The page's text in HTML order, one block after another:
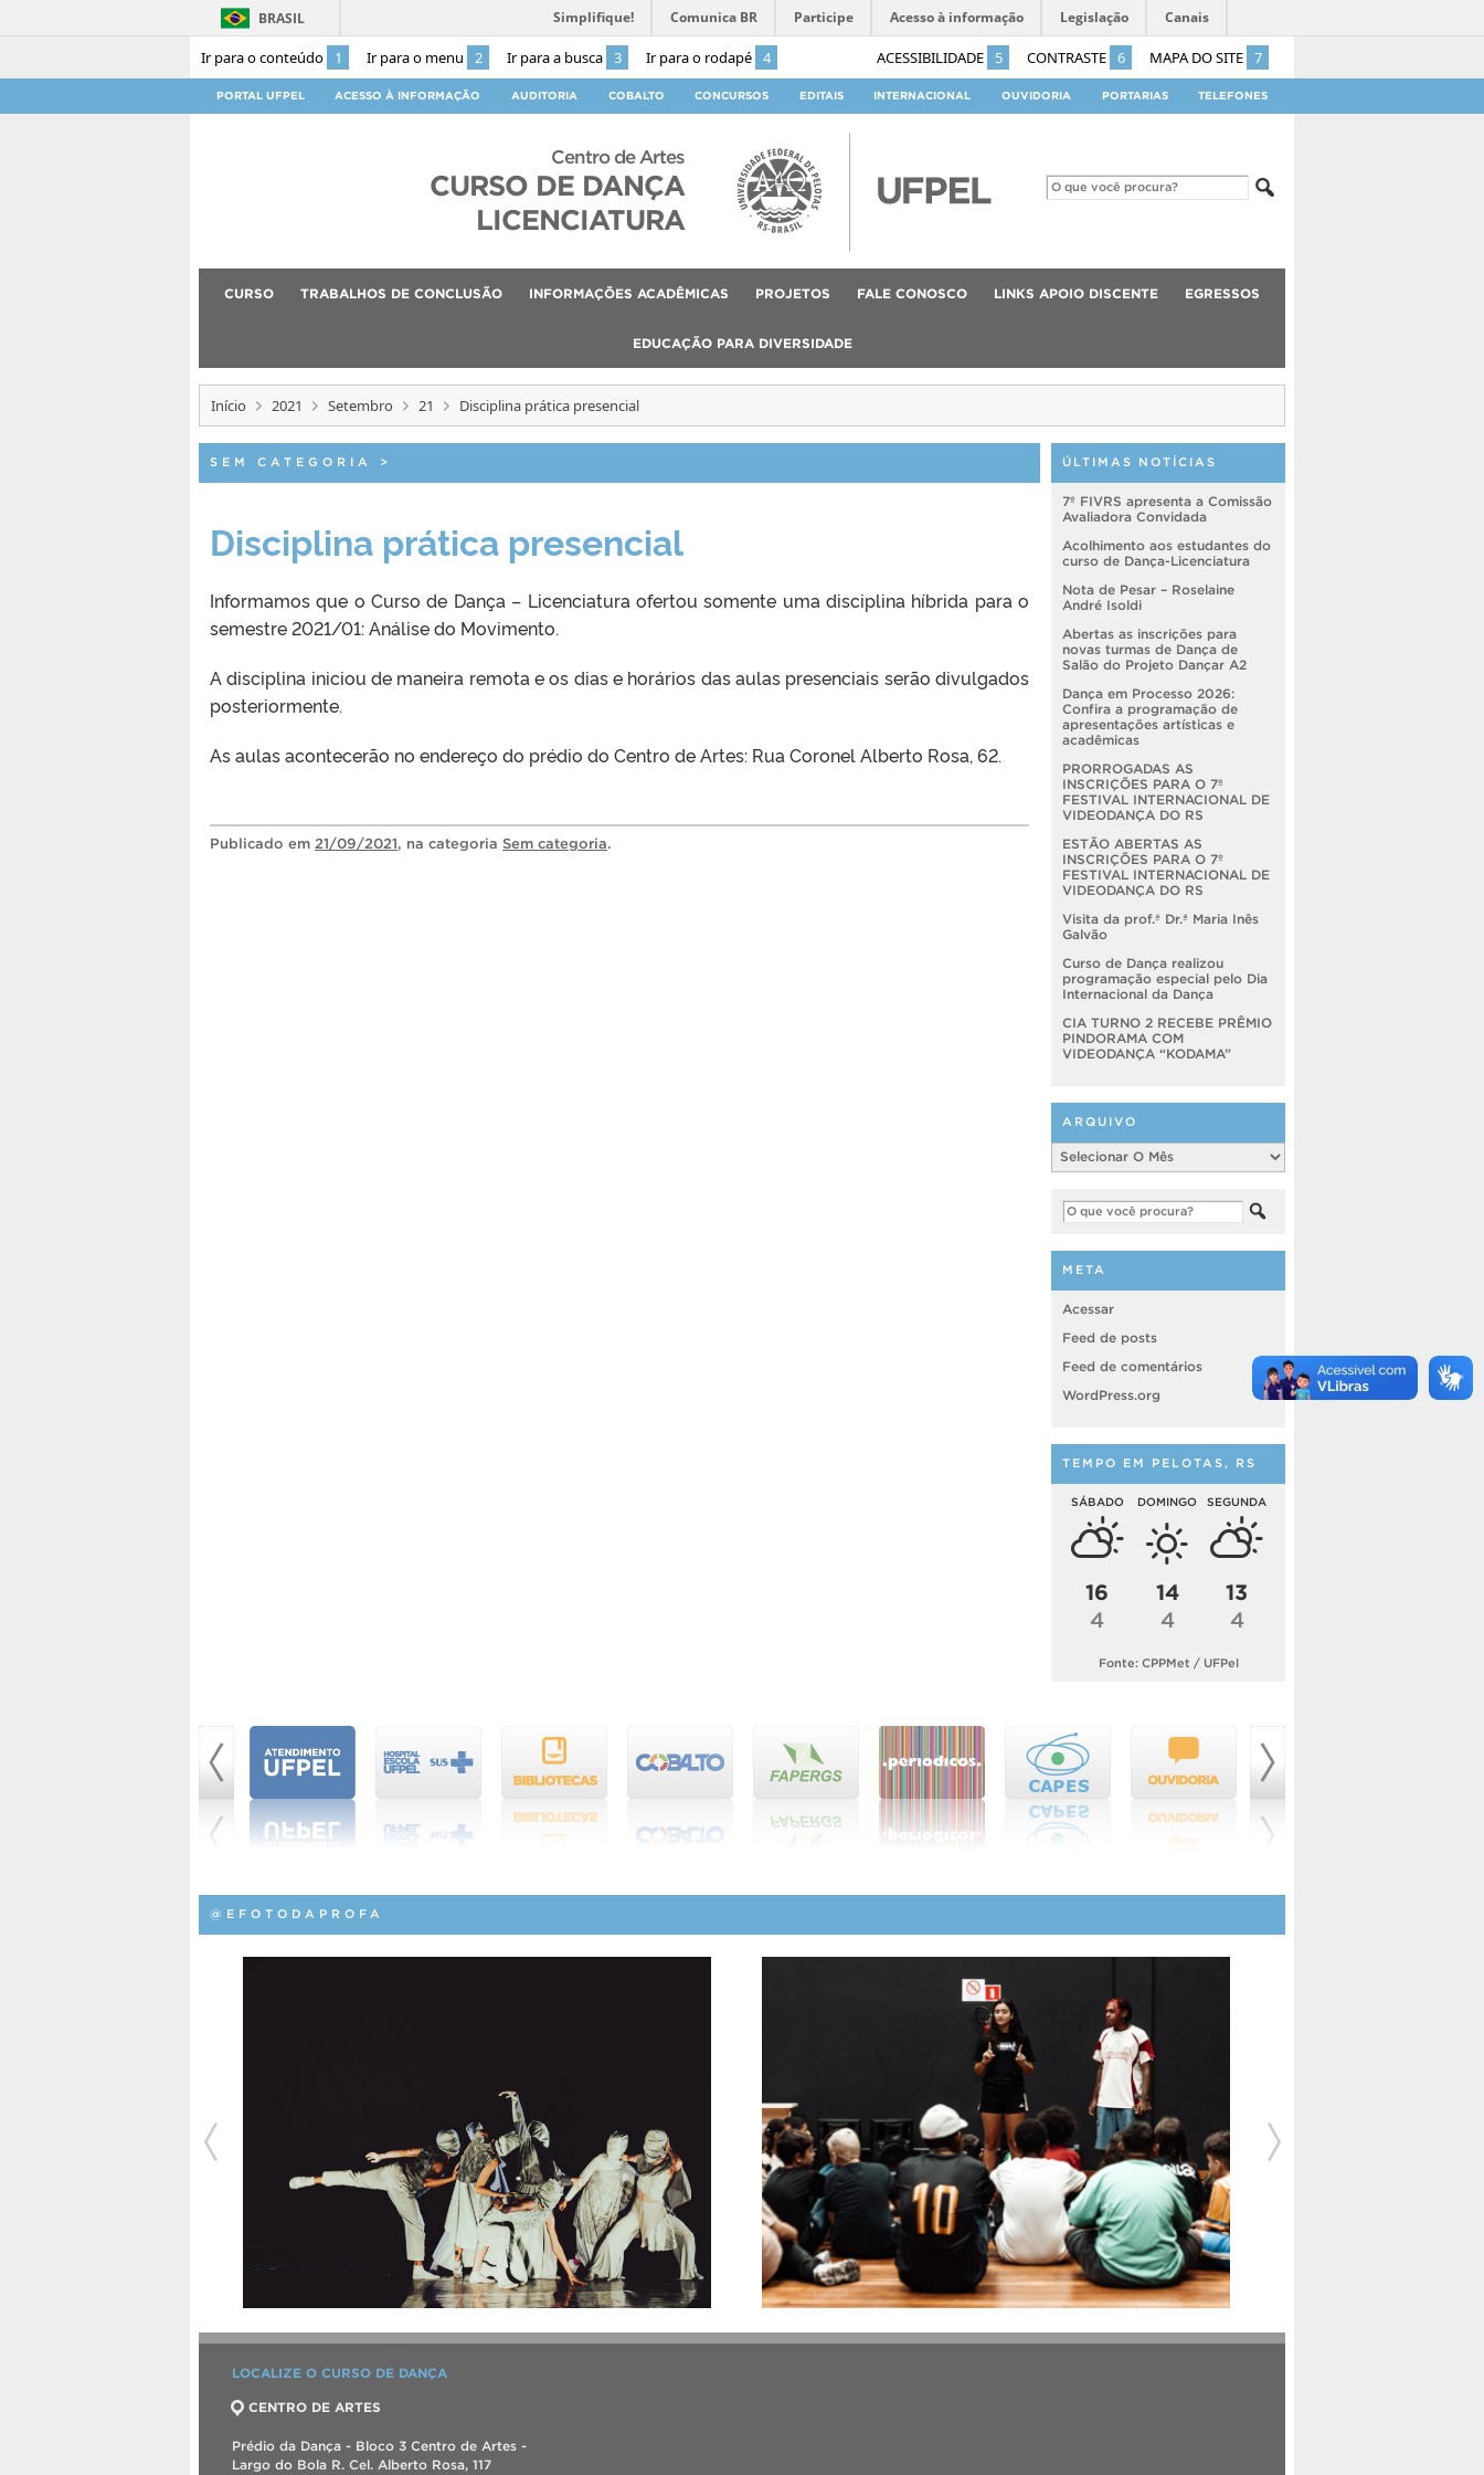
Ir para o conteúdo 1 Ir para o menu 2 Ir para a busca 3 Ir para o rodapé 4 ACESSIBILIDADE 5 CONTRASTE 6 MAPA DO SITE 7
BRASIL Simplifique! Comunica BR Participe Acesso à informação Legislação Canais
PORTAL UFPEL ACESSO À INFORMAÇÃO AUDITORIA COBALTO CONCURSOS EDITAIS INTERNACIONAL OUVIDORIA PORTARIAS TELEFONES
Centro de Artes
CURSO DE DANÇA
LICENCIATURA
CURSO TRABALHOS DE CONCLUSÃO INFORMAÇÕES ACADÊMICAS PROJETOS FALE CONOSCO LINKS APOIO DISCENTE EGRESSOS
EDUCAÇÃO PARA DIVERSIDADE
Início 2021 Setembro 21 Disciplina prática presencial
SEM CATEGORIA >
Disciplina prática presencial
Informamos que o Curso de Dança – Licenciatura ofertou somente uma disciplina híbrida para o
semestre 2021/01: Análise do Movimento.
A disciplina iniciou de maneira remota e os dias e horários das aulas presenciais serão divulgados
posteriormente.
As aulas acontecerão no endereço do prédio do Centro de Artes: Rua Coronel Alberto Rosa, 62.
Publicado em 21/09/2021, na categoria Sem categoria.
ÚLTIMAS NOTÍCIAS
7º FIVRS apresenta a Comissão
Avaliadora Convidada
Acolhimento aos estudantes do
curso de Dança-Licenciatura
Nota de Pesar – Roselaine
André Isoldi
Abertas as inscrições para
novas turmas de Dança de
Salão do Projeto Dançar A2
Dança em Processo 2026:
Confira a programação de
apresentações artísticas e
acadêmicas
PRORROGADAS AS
INSCRIÇÕES PARA O 7º
FESTIVAL INTERNACIONAL DE
VIDEODANÇA DO RS
ESTÃO ABERTAS AS
INSCRIÇÕES PARA O 7º
FESTIVAL INTERNACIONAL DE
VIDEODANÇA DO RS
Visita da prof.ª Dr.ª Maria Inês
Galvão
Curso de Dança realizou
programação especial pelo Dia
Internacional da Dança
CIA TURNO 2 RECEBE PRÊMIO
PINDORAMA COM
VIDEODANÇA “KODAMA”
ARQUIVO
Arquivo
META
Acessar
Feed de posts
Feed de comentários
WordPress.org
TEMPO EM PELOTAS, RS
SÁBADO
16
4
DOMINGO
14
4
SEGUNDA
13
4
Fonte: CPPMet / UFPel
@EFOTODAPROFA
LOCALIZE O CURSO DE DANÇA
CENTRO DE ARTES
Prédio da Dança - Bloco 3 Centro de Artes -
Largo do Bola R. Cel. Alberto Rosa, 117